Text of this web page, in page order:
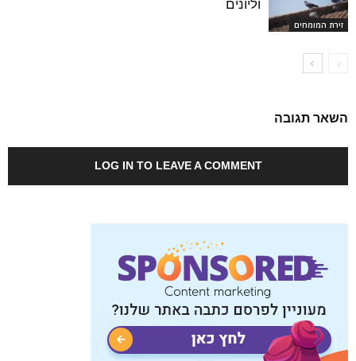
זירת המומחים
וליונים
השאר תגובה
LOG IN TO LEAVE A COMMENT